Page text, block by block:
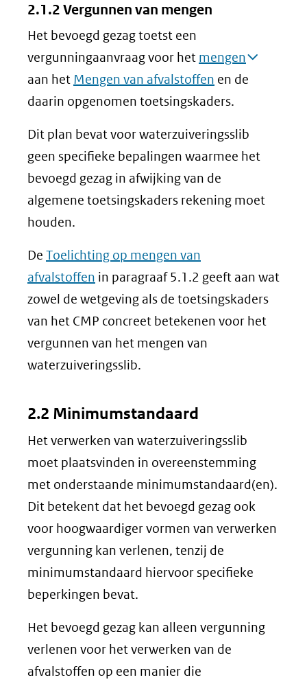
2.1.2 Vergunnen van mengen
Het bevoegd gezag toetst een
vergunningaanvraag voor het mengen
aan het Mengen van afvalstoffen en de
daarin opgenomen toetsingskaders.
Dit plan bevat voor waterzuiveringsslib
geen specifieke bepalingen waarmee het
bevoegd gezag in afwijking van de
algemene toetsingskaders rekening moet
houden.
De Toelichting op mengen van
afvalstoffen in paragraaf 5.1.2 geeft aan wat
zowel de wetgeving als de toetsingskaders
van het CMP concreet betekenen voor het
vergunnen van het mengen van
waterzuiveringsslib.
2.2 Minimumstandaard
Het verwerken van waterzuiveringsslib
moet plaatsvinden in overeenstemming
met onderstaande minimumstandaard(en).
Dit betekent dat het bevoegd gezag ook
voor hoogwaardiger vormen van verwerken
vergunning kan verlenen, tenzij de
minimumstandaard hiervoor specifieke
beperkingen bevat.
Het bevoegd gezag kan alleen vergunning
verlenen voor het verwerken van de
afvalstoffen op een manier die